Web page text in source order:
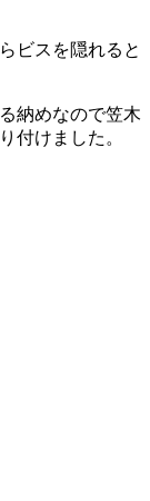
ビスを隠れると
納めなので笠木
付けました。